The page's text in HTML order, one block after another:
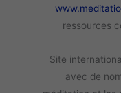
ressources
Site
avec de